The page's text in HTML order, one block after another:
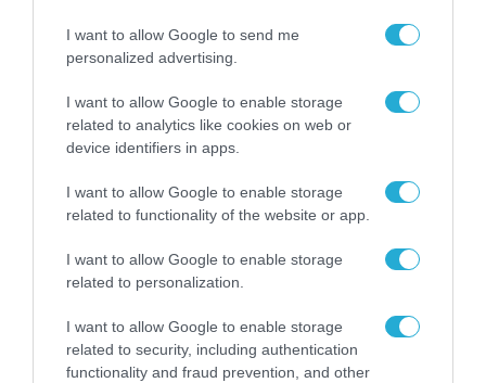
I want to allow Google to send me
personalized advertising.
I want to allow Google to enable storage
related to analytics like cookies on web or
device identifiers in apps.
I want to allow Google to enable storage
related to functionality of the website or app.
I want to allow Google to enable storage
related to personalization.
I want to allow Google to enable storage
related to security, including authentication
functionality and fraud prevention, and other
07.08.2026 | 20:02
Κωνσταντίνο Ζούλα από τον ΣΚΑΪ – Ο λόγος της
απομάκρυνσής του